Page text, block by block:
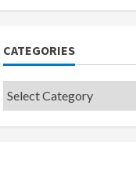
CATEGORIES
Categories